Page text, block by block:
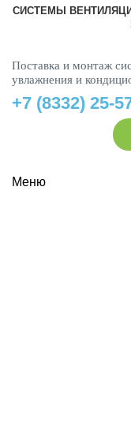
СИСТЕМЫ
Поставка и монтаж
увлажнения и
+7 (8332) 25-
Меню